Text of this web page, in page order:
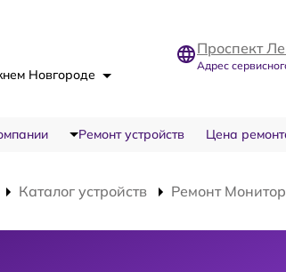
Новгороде
Проспект
Адрес
Ремонт устройств Цена
Каталог устройств Ремонт